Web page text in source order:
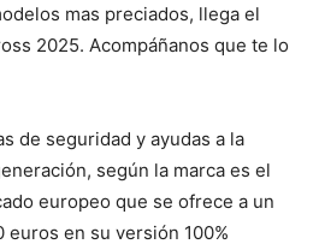
mas preciados, llega el
2025. Acompáñanos que te lo
de seguridad y ayudas a la
según la marca es el
europeo que se ofrece a un
en su versión 100%